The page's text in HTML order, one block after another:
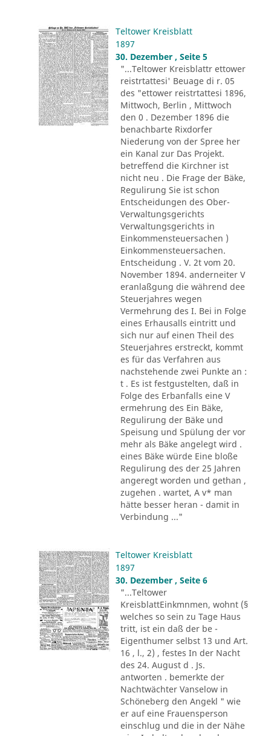
Teltower Kreisblatt
1897
30. Dezember , Seite 5
"...Teltower Kreisblattr ettower
reistrtattesi' Beuage di r. 05
des "ettower reistrtattesi 1896,
Mittwoch, Berlin , Mittwoch
den 0 . Dezember 1896 die
benachbarte Rixdorfer
Niederung von der Spree her
ein Kanal zur Das Projekt.
betreffend die Kirchner ist
nicht neu . Die Frage der Bäke,
Regulirung Sie ist schon
Entscheidungen des Ober-
Verwaltungsgerichts
Verwaltungsgerichts in
Einkommensteuersachen )
Einkommensteuersachen.
Entscheidung . V. 2t vom 20.
November 1894. anderneiter V
eranlaßgung die während dee
Steuerjahres wegen
Vermehrung des I. Bei in Folge
eines Erhausalls eintritt und
sich nur auf einen Theil des
Steuerjahres erstreckt, kommt
es für das Verfahren aus
nachstehende zwei Punkte an :
t . Es ist festgustelten, daß in
Folge des Erbanfalls eine V
ermehrung des Ein Bäke,
Regulirung der Bäke und
Speisung und Spülung der vor
mehr als Bäke angelegt wird .
eines Bäke würde Eine bloße
Regulirung des der 25 Jahren
angeregt worden und gethan ,
zugehen . wartet, A v* man
hätte besser heran - damit in
Verbindung ..."
Teltower Kreisblatt
1897
30. Dezember , Seite 6
"...Teltower
KreisblattEinkmnmen, wohnt (§
welches so sein zu Tage Haus
tritt, ist ein daß der be -
Eigenthumer selbst 13 und Art.
16 , l., 2) , festes In der Nacht
des 24. August d . Js.
antworten . bemerkte der
Nachtwächter Vanselow in
Schöneberg den Angekl " wie
er auf eine Frauensperson
einschlug und die in der Nähe